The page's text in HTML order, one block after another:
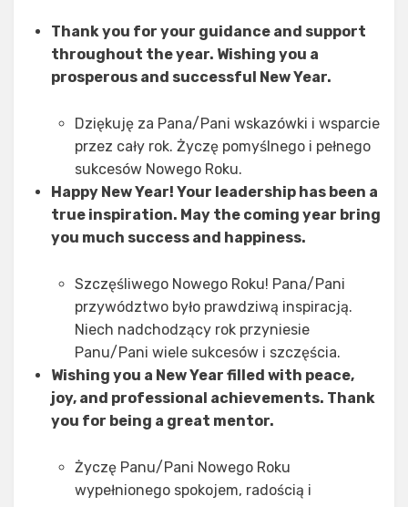
Thank you for your guidance and support
throughout the year. Wishing you a
prosperous and successful New Year.
Dziękuję za Pana/Pani wskazówki i wsparcie
przez cały rok. Życzę pomyślnego i pełnego
sukcesów Nowego Roku.
Happy New Year! Your leadership has been a
true inspiration. May the coming year bring
you much success and happiness.
Szczęśliwego Nowego Roku! Pana/Pani
przywództwo było prawdziwą inspiracją.
Niech nadchodzący rok przyniesie
Panu/Pani wiele sukcesów i szczęścia.
Wishing you a New Year filled with peace,
joy, and professional achievements. Thank
you for being a great mentor.
Życzę Panu/Pani Nowego Roku
wypełnionego spokojem, radością i